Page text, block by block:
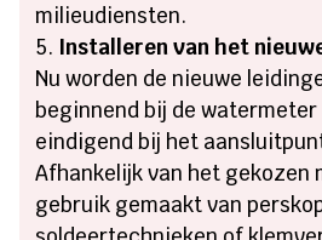
milieudiensten.
Installeren van het
Nu worden de nieuwe
beginnend bij de
eindigend bij het
Afhankelijk van het gekozen
gebruik gemaakt van